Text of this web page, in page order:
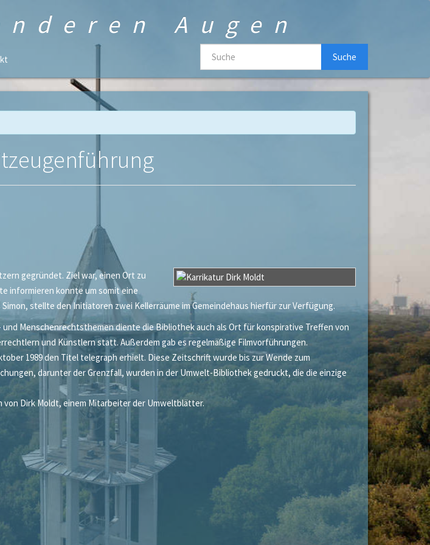
Augen
Suche
gegründet. Ziel war, einen Ort zu
informieren konnte um somit eine
stellte den Initiatoren zwei Kellerräume im Gemeindehaus hierfür zur Verfügung.
Menschenrechtsthemen diente die Bibliothek auch als Ort für konspirative Treffen von
und Künstlern statt. Außerdem gab es regelmäßige Filmvorführungen.
1989 den Titel telegraph erhielt. Diese Zeitschrift wurde bis zur Wende zum
darunter der Grenzfall, wurden in der Umwelt-Bibliothek gedruckt, die die einzige
von Dirk Moldt, einem Mitarbeiter der Umweltblätter.